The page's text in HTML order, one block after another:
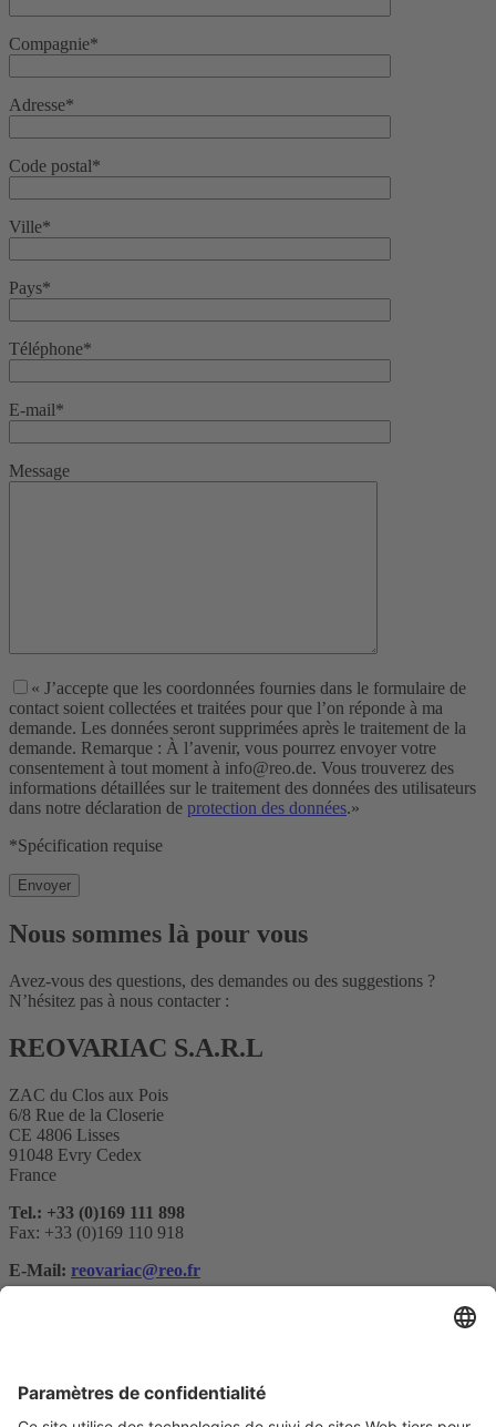
Compagnie*
Adresse*
Code postal*
Ville*
Pays*
Téléphone*
E-mail*
Message
« J’accepte que les coordonnées fournies dans le formulaire de
contact soient collectées et traitées pour que l’on réponde à ma
demande. Les données seront supprimées après le traitement de la
demande. Remarque : À l’avenir, vous pourrez envoyer votre
consentement à tout moment à info@reo.de. Vous trouverez des
informations détaillées sur le traitement des données des utilisateurs
dans notre déclaration de protection des données.»
*Spécification requise
Nous sommes là pour vous
Avez-vous des questions, des demandes ou des suggestions ?
N’hésitez pas à nous contacter :
REOVARIAC S.A.R.L
ZAC du Clos aux Pois
6/8 Rue de la Closerie
CE 4806 Lisses
91048 Evry Cedex
France
Tel.: +33 (0)169 111 898
Fax: +33 (0)169 110 918
E-Mail: reovariac@reo.fr
Votre e-maill*